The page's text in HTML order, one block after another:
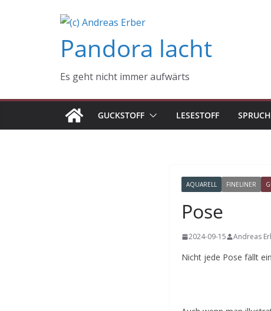
Pandora lacht
Es geht nicht immer aufwärts
GUCKSTOFF LESESTOFF
AQUARELL FINELINER
Pose
2024-09-15 Andreas
Nicht jede Pose fällt